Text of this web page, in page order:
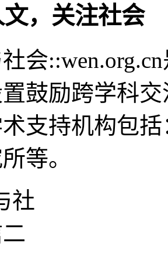
，关注社会
会
鼓励跨学科
支持机构包
等。